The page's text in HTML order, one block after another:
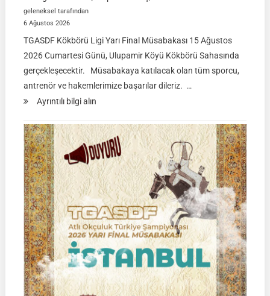
geleneksel tarafından
6 Ağustos 2026
TGASDF Kökbörü Ligi Yarı Final Müsabakası 15 Ağustos
2026 Cumartesi Günü, Ulupamir Köyü Kökbörü Sahasında
gerçekleşecektir. Müsabakaya katılacak olan tüm sporcu,
antrenör ve hakemlerimize başarılar dileriz. …
Ayrıntılı bilgi alın:
KÖKBÖRÜ
LİGİ
|
Yarı
Final
Müsabakası
15
Ağustos
2026
|
Ulupamir-